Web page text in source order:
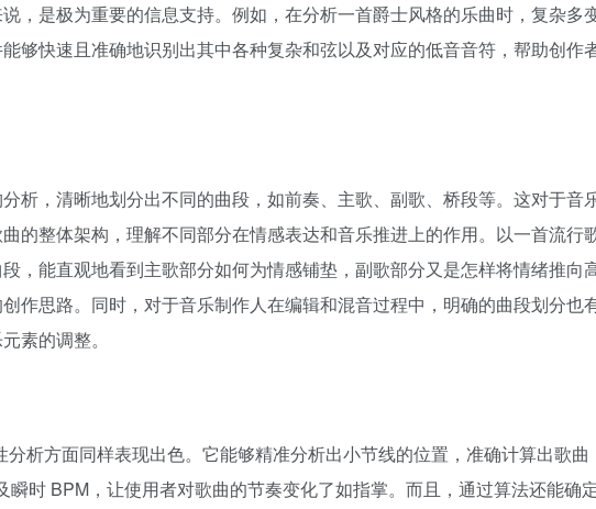
，是极为重要的信息支持。例如，在分析一首爵士风格的乐曲时，复杂多
够快速且准确地识别出其中各种复杂和弦以及对应的低音音符，帮助创作
析，清晰地划分出不同的曲段，如前奏、主歌、副歌、桥段等。这对于音
的整体架构，理解不同部分在情感表达和音乐推进上的作用。以一首流行
，能直观地看到主歌部分如何为情感铺垫，副歌部分又是怎样将情绪推向
作思路。同时，对于音乐制作人在编辑和混音过程中，明确的曲段划分也
素的调整。​
析方面同样表现出色。它能够精准分析出小节线的位置，准确计算出歌曲
瞬时 BPM，让使用者对歌曲的节奏变化了如指掌。而且，通过算法还能确